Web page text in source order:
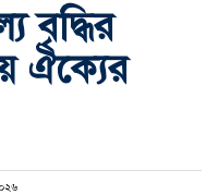
বৃদ্ধির
ঐক্যের